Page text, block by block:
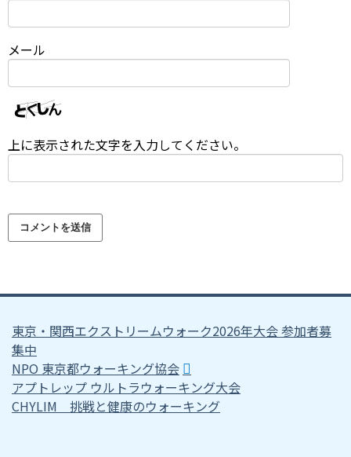
メール
上に表示された文字を入力してください。
東京・関西エクストリームウォーク2026年大会 参加者募
集中
NPO 東京都ウォーキング協会
アプトレップ ウルトラウォーキング大会
CHYLIM 挑戦と健康のウォーキング